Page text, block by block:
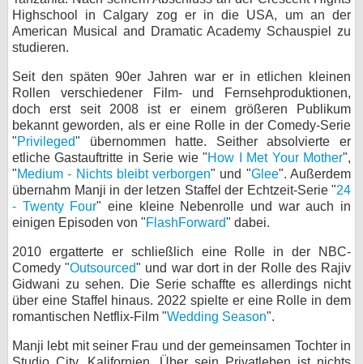
Highschool in Calgary zog er in die USA, um an der
American Musical and Dramatic Academy Schauspiel zu
studieren.
Seit den späten 90er Jahren war er in etlichen kleinen
Rollen verschiedener Film- und Fernsehproduktionen,
doch erst seit 2008 ist er einem größeren Publikum
bekannt geworden, als er eine Rolle in der Comedy-Serie
"Privileged" übernommen hatte. Seither absolvierte er
etliche Gastauftritte in Serie wie "How I Met Your Mother",
"Medium - Nichts bleibt verborgen" und "Glee". Außerdem
übernahm Manji in der letzen Staffel der Echtzeit-Serie "24
- Twenty Four" eine kleine Nebenrolle und war auch in
einigen Episoden von "FlashForward" dabei.
2010 ergatterte er schließlich eine Rolle in der NBC-
Comedy "Outsourced" und war dort in der Rolle des Rajiv
Gidwani zu sehen. Die Serie schaffte es allerdings nicht
über eine Staffel hinaus. 2022 spielte er eine Rolle in dem
romantischen Netflix-Film "Wedding Season".
Manji lebt mit seiner Frau und der gemeinsamen Tochter in
bei Facebook
Nutzungsbedingungen
Datenschutz
Cookie-Einstellungen
Impressum
myFanbase